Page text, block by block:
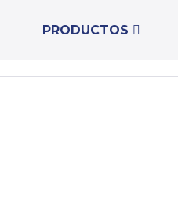
PRODUCTOS